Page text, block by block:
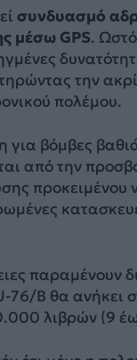
συνδυασμό
μέσω GPS.
την
πολέμου.
για βόμβες
από την
προκειμένου
παραμένουν
76/B θα ανήκει
λιβρών (9